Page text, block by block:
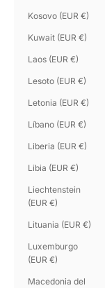
Kosovo (EUR €)
Kuwait (EUR €)
Laos (EUR €)
Lesoto (EUR €)
Letonia (EUR €)
Líbano (EUR €)
Liberia (EUR €)
Libia (EUR €)
Liechtenstein
(EUR €)
Lituania (EUR €)
Luxemburgo
(EUR €)
Macedonia del